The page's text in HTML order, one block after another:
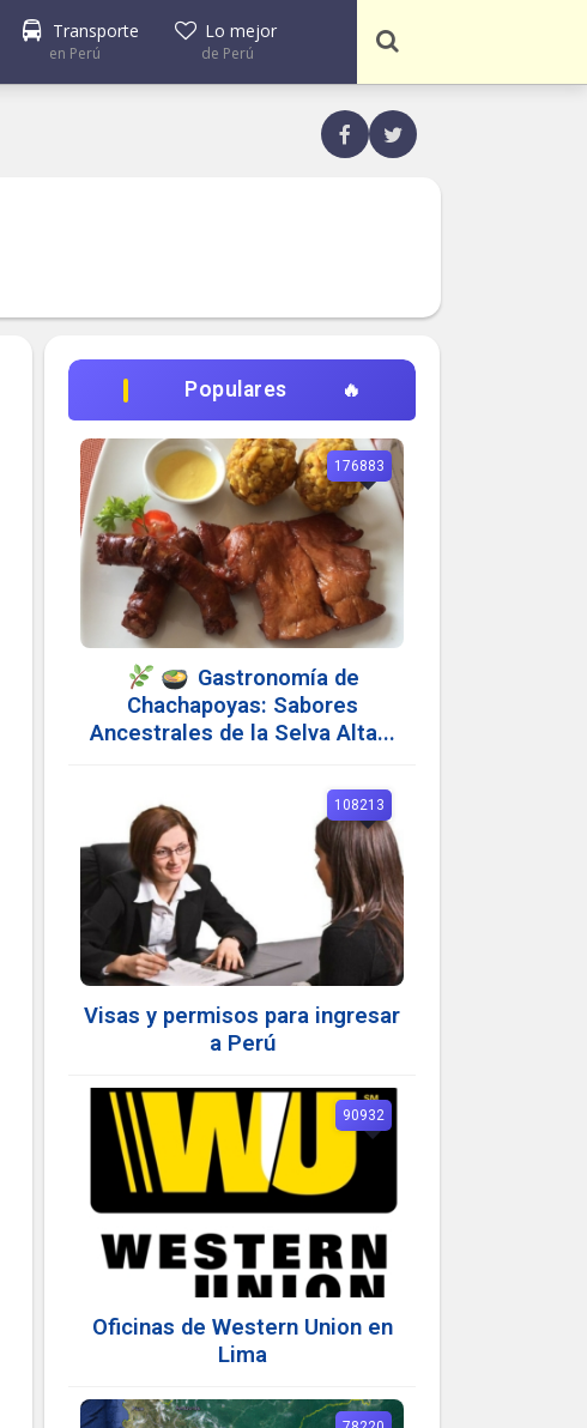
Transporte
en Perú
Lo mejor
de Perú
Populares
Gastronomía de
Chachapoyas: Sabores
Ancestrales de la Selva Alta...
176883
Visas y permisos para ingresar
a Perú
108213
Oficinas de Western Union en
Lima
90932